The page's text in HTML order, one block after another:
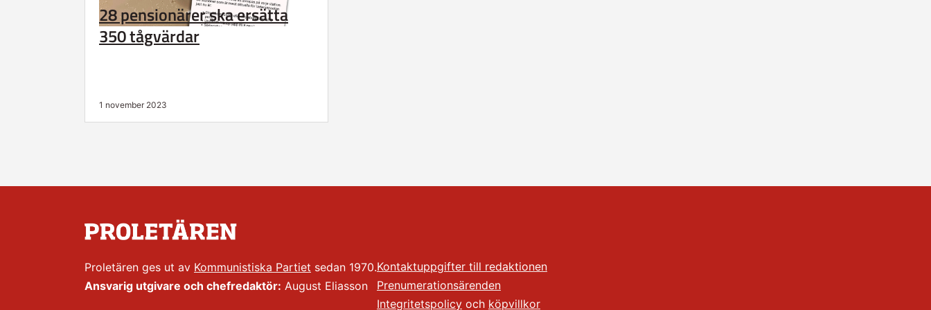
28 pensionärer ska ersätta
350 tågvärdar
1 november 2023
Proletären ges ut av Kommunistiska Partiet sedan 1970.
Ansvarig utgivare och chefredaktör: August Eliasson
Kontaktuppgifter till redaktionen
Prenumerationsärenden
Integritetspolicy och köpvillkor